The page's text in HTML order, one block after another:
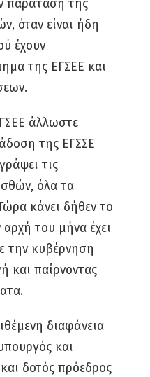
παράταση της
όταν είναι ήδη
έχουν
της ΕΓΣΕΕ και
άλλωστε
της ΕΓΣΣΕ
τις
όλα τα
κάνει δήθεν το
του μήνα έχει
την κυβέρνηση
και παίρνοντας
διαφάνεια
και
και δοτός πρόεδρος